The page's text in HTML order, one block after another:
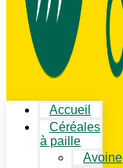
Accueil
Céréales
à paille
Avoine